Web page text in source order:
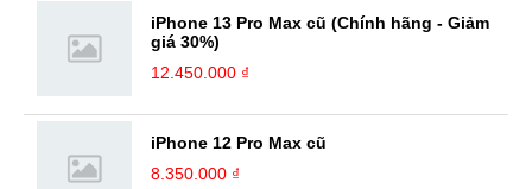
iPhone 13 Pro Max cũ (Chính hãng - Giảm
giá 30%)
12.450.000 ₫
iPhone 12 Pro Max cũ
8.350.000 ₫